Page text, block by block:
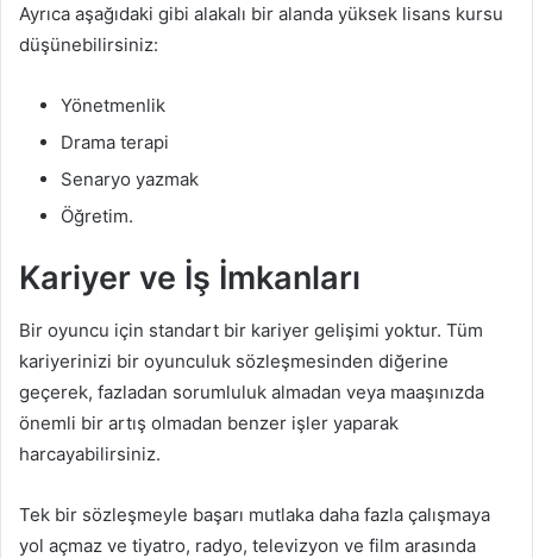
Ayrıca aşağıdaki gibi alakalı bir alanda yüksek lisans kursu
düşünebilirsiniz:
Yönetmenlik
Drama terapi
Senaryo yazmak
Öğretim.
Kariyer ve İş İmkanları
Bir oyuncu için standart bir kariyer gelişimi yoktur. Tüm
kariyerinizi bir oyunculuk sözleşmesinden diğerine
geçerek, fazladan sorumluluk almadan veya maaşınızda
önemli bir artış olmadan benzer işler yaparak
harcayabilirsiniz.
Tek bir sözleşmeyle başarı mutlaka daha fazla çalışmaya
yol açmaz ve tiyatro, radyo, televizyon ve film arasında